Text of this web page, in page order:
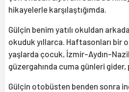
hikayelerle karşılaştığımda.
Gülçin benim yatılı okuldan
okuduk yıllarca. Haftasonları bir
yaşlarda çocuk, İzmir-Aydın-
güzergahında cuma günleri
Gülçin otobüsten benden sonra